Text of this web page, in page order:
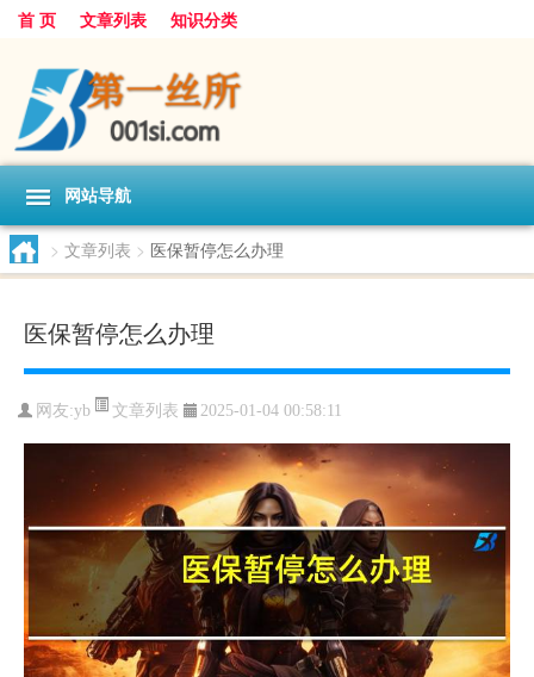
首 页 文章列表 知识分类
网站导航
> 文章列表 > 医保暂停怎么办理
医保暂停怎么办理
网友:yb 文章列表 2025-01-04 00:58:11